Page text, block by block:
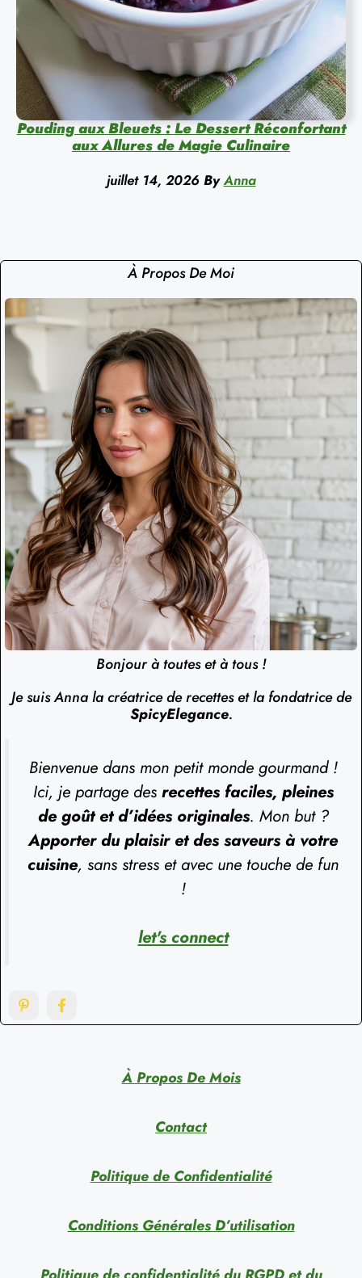
Pouding aux Bleuets : Le Dessert Réconfortant
aux Allures de Magie Culinaire
juillet 14, 2026 By Anna
À Propos De Moi
Bonjour à toutes et à tous !
Je suis Anna la créatrice de recettes et la fondatrice de
SpicyElegance.
Bienvenue dans mon petit monde gourmand !
Ici, je partage des recettes faciles, pleines
de goût et d’idées originales. Mon but ?
Apporter du plaisir et des saveurs à votre
cuisine, sans stress et avec une touche de fun
!
let's connect
À Propos De Mois
Contact
Politique de Confidentialité
Conditions Générales D’utilisation